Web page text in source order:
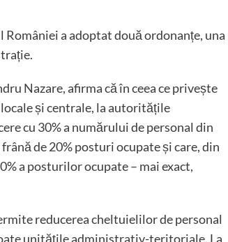
a adoptat două ordonanțe, una
Nazare, afirma că în ceea ce privește
și centrale, la autoritățile
cu 30% a numărului de personal din
de 20% posturi ocupate și care, din
a posturilor ocupate – mai exact,
reducerea cheltuielilor de personal
unitățile administrativ-teritoriale. La